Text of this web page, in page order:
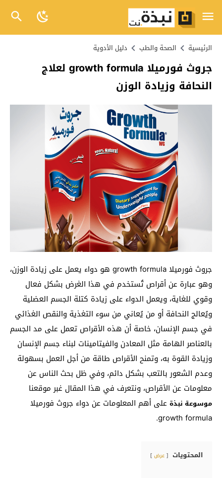
الرئيسية الصحة والطب دليل الأدوية
جروث فورميلا growth formula لعلاج
النحافة وزيادة الوزن
جروث فورميلا growth formula هو دواء يعمل على زيادة الوزن،
وهو عبارة عن أقراص تُستخدم في هذا الغرض بشكل فعال
وقوي للغاية، ويعمل الدواء على زيادة كتلة الجسم العضلية
ويُعالج النحافة أو من يُعاني من سوء التغذية والنقص الغذائي
في جسم الإنسان، خاصة أن هذه الأقراص تعمل على مد الجسم
بالعناصر الهامة مثل المعادن والفيتامينات لبناء جسم الإنسان
وزيادة القوة به، وتمنح الأقراص طاقة من أجل العمل بسهولة
وعدم الشعور بالتعب بشكل دائم، وفي ظل بحث الناس عن
معلومات عن الأقراص، ونتعرف في هذا المقال غبر موقعنا
موسوعة نبذة على أهم المعلومات عن دواء جروث فورميلا
growth formula.
المحتويات عرض